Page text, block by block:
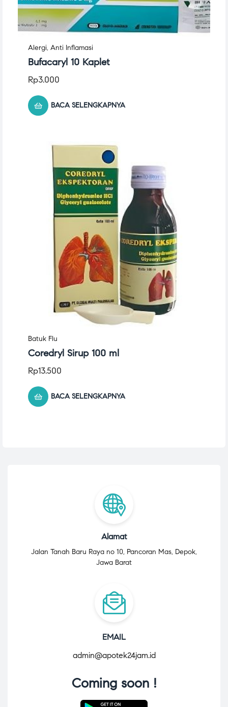
Alergi, Anti Inflamasi
Bufacaryl 10 Kaplet
Rp3.000
BACA SELENGKAPNYA
Batuk Flu
Coredryl Sirup 100 ml
Rp13.500
BACA SELENGKAPNYA
Alamat
Jalan Tanah Baru Raya no 10, Pancoran Mas, Depok,
Jawa Barat
EMAIL
admin@apotek24jam.id
Coming soon !